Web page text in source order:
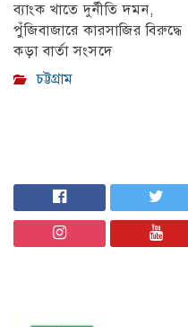
ব্যাংক খাতে দুর্নীতি দমন,
পুঁজিবাজারে কারসাজির বিরুদ্ধে
কড়া বার্তা সংসদে
চট্টগ্রাম